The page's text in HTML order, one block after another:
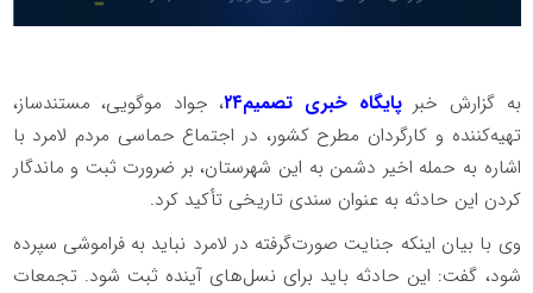
به گزارش خبر پایگاه خبری تصمیم۲۴
، جواد موگویی، مستندساز،
تهیه‌کننده و کارگردان مطرح کشور، در اجتماع حماسی مردم لامرد با
اشاره به حمله اخیر دشمن به این شهرستان، بر ضرورت ثبت و ماندگار
کردن این حادثه به عنوان سندی تاریخی تأکید کرد.
وی با بیان اینکه جنایت صورت‌گرفته در لامرد نباید به فراموشی سپرده
شود، گفت: این حادثه باید برای نسل‌های آینده ثبت شود. تجمعات